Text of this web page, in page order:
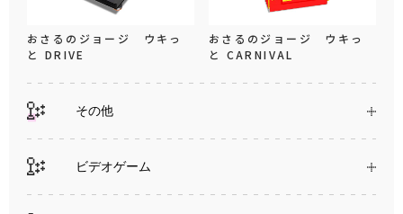
おさるのジョージ ウキっ
と DRIVE
おさるのジョージ ウキっ
と CARNIVAL
その他
ビデオゲーム